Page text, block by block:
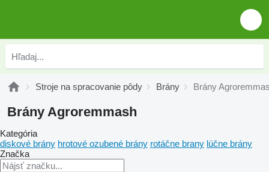
Stroje na spracovanie pôdy Brány Brány
Brány Agroremmash
Kategória
diskové brány hrotové ozubené brány rotáčne brany lúčne brány
Značka